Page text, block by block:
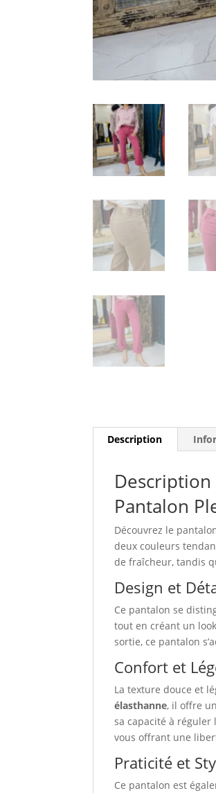
Description
Description
Pantalon
Découvrez le
deux couleurs
de fraîcheur, tandis
Design et
Ce pantalon se
tout en créant un
sortie, ce pantalon
Confort et
La texture douce et
élasthanne, il offre
sa capacité à
vous offrant une
Praticité et
Ce pantalon est